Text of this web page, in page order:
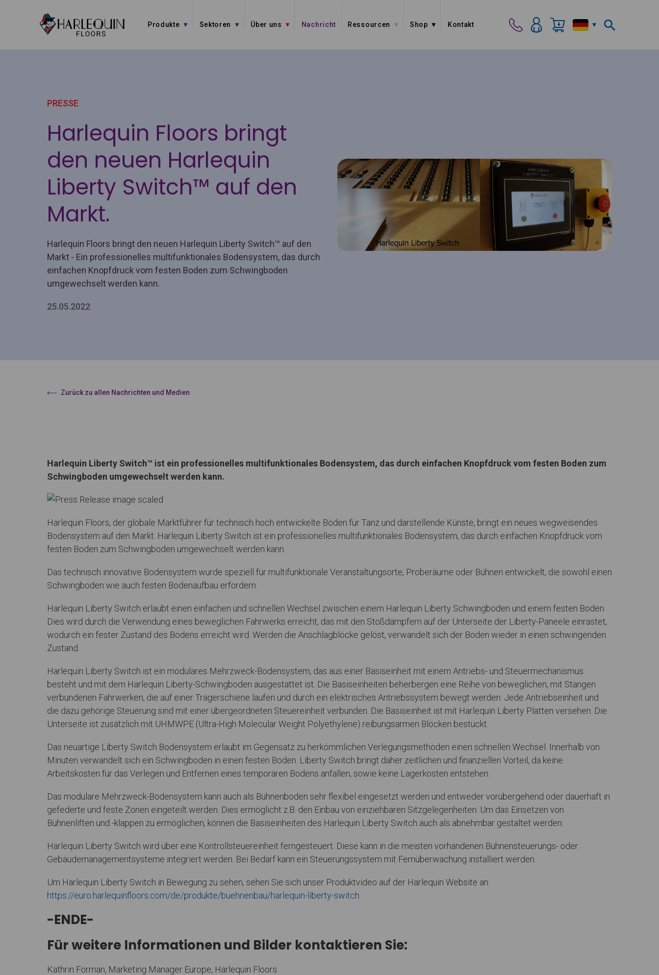
Produkte Sektoren Über uns Nachricht Ressourcen Shop Kontakt
PRESSE
Harlequin Floors bringt
den neuen Harlequin
Liberty Switch™ auf den
Markt.
Harlequin Floors bringt den neuen Harlequin Liberty Switch™ auf den
Markt - Ein professionelles multifunktionales Bodensystem, das durch
einfachen Knopfdruck vom festen Boden zum Schwingboden
umgewechselt werden kann.
25.05.2022
Zurück zu allen Nachrichten und Medien
Harlequin Liberty Switch™ ist ein professionelles multifunktionales Bodensystem, das durch einfachen Knopfdruck vom festen Boden zum
Schwingboden umgewechselt werden kann.
Harlequin Floors, der globale Marktführer für technisch hoch entwickelte Böden für Tanz und darstellende Künste, bringt ein neues wegweisendes
Bodensystem auf den Markt. Harlequin Liberty Switch ist ein professionelles multifunktionales Bodensystem, das durch einfachen Knopfdruck vom
festen Boden zum Schwingboden umgewechselt werden kann.
Das technisch innovative Bodensystem wurde speziell für multifunktionale Veranstaltungsorte, Proberäume oder Bühnen entwickelt, die sowohl einen
Schwingboden wie auch festen Bodenaufbau erfordern.
Harlequin Liberty Switch erlaubt einen einfachen und schnellen Wechsel zwischen einem Harlequin Liberty Schwingboden und einem festen Boden.
Dies wird durch die Verwendung eines beweglichen Fahrwerks erreicht, das mit den Stoßdämpfern auf der Unterseite der Liberty-Paneele einrastet,
wodurch ein fester Zustand des Bodens erreicht wird. Werden die Anschlagblöcke gelöst, verwandelt sich der Boden wieder in einen schwingenden
Zustand.
Harlequin Liberty Switch ist ein modulares Mehrzweck-Bodensystem, das aus einer Basiseinheit mit einem Antriebs- und Steuermechanismus
besteht und mit dem Harlequin Liberty-Schwingboden ausgestattet ist. Die Basiseinheiten beherbergen eine Reihe von beweglichen, mit Stangen
verbundenen Fahrwerken, die auf einer Trägerschiene laufen und durch ein elektrisches Antriebssystem bewegt werden. Jede Antriebseinheit und
die dazu gehörige Steuerung sind mit einer übergeordneten Steuereinheit verbunden. Die Basiseinheit ist mit Harlequin Liberty Platten versehen. Die
Unterseite ist zusätzlich mit UHMWPE (Ultra-High Molecular Weight Polyethylene) reibungsarmen Blöcken bestückt.
Das neuartige Liberty Switch Bodensystem erlaubt im Gegensatz zu herkömmlichen Verlegungsmethoden einen schnellen Wechsel. Innerhalb von
Minuten verwandelt sich ein Schwingboden in einen festen Boden. Liberty Switch bringt daher zeitlichen und finanziellen Vorteil, da keine
Arbeitskosten für das Verlegen und Entfernen eines temporären Bodens anfallen, sowie keine Lagerkosten entstehen.
Das modulare Mehrzweck-Bodensystem kann auch als Bühnenboden sehr flexibel eingesetzt werden und entweder vorübergehend oder dauerhaft in
gefederte und feste Zonen eingeteilt werden. Dies ermöglicht z.B. den Einbau von einziehbaren Sitzgelegenheiten. Um das Einsetzen von
Bühnenliften und -klappen zu ermöglichen, können die Basiseinheiten des Harlequin Liberty Switch auch als abnehmbar gestaltet werden.
Harlequin Liberty Switch wird über eine Kontrollsteuereinheit ferngesteuert. Diese kann in die meisten vorhandenen Bühnensteuerungs- oder
Gebäudemanagementsysteme integriert werden. Bei Bedarf kann ein Steuerungssystem mit Fernüberwachung installiert werden.
Um Harlequin Liberty Switch in Bewegung zu sehen, sehen Sie sich unser Produktvideo auf der Harlequin Website an.
https://euro.harlequinfloors.com/de/produkte/buehnenbau/harlequin-liberty-switch
-ENDE-
Für weitere Informationen und Bilder kontaktieren Sie:
Kathrin Forman, Marketing Manager Europe, Harlequin Floors